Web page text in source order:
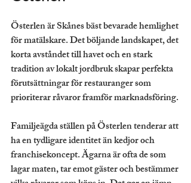
Österlen är Skånes bäst bevarade hemlighet
för matälskare. Det böljande landskapet, det
korta avståndet till havet och en stark
tradition av lokalt jordbruk skapar perfekta
förutsättningar för restauranger som
prioriterar råvaror framför marknadsföring.
Familjeägda ställen på Österlen tenderar att
ha en tydligare identitet än kedjor och
franchisekoncept. Ägarna är ofta de som
lagar maten, tar emot gäster och bestämmer